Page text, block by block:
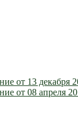
от 13 декабря
от 08 апреля